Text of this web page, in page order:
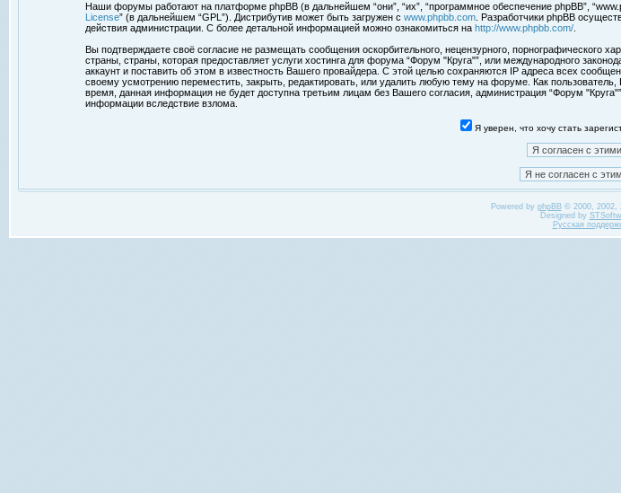
Наши форумы работают на платформе phpBB (в дальнейшем “они”, “их”, “программное обеспечение phpBB”,
License” (в дальнейшем “GPL”). Дистрибутив может быть загружен с www.phpbb.com . Разработчики phpBB
действия администрации. С более детальной информацией можно ознакомиться на http://www.phpbb.com/
Вы подтверждаете своё согласие не размещать сообщения оскорбительного, нецензурного, порнографического
страны, страны, которая предоставляет услуги хостинга для форума “Форум "Круга"”, или международного
аккаунт и поставить об этом в известность Вашего провайдера. С этой целью сохраняются IP адреса всех
своему усмотрению переместить, закрыть, редактировать, или удалить любую тему на форуме. Как
время, данная информация не будет доступна третьим лицам без Вашего согласия, администрация “Форум
информации вследствие взлома.
Я уверен, что хочу стать
Powered by phpBB© 2000, 2002,
Designed by
Русская